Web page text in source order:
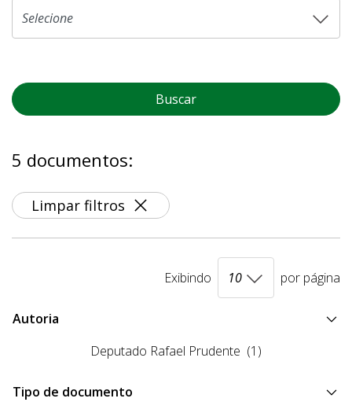
Buscar
5 documentos:
Limpar filtros
Exibindo por página
Autoria
Deputado Rafael Prudente (1)
Tipo de documento